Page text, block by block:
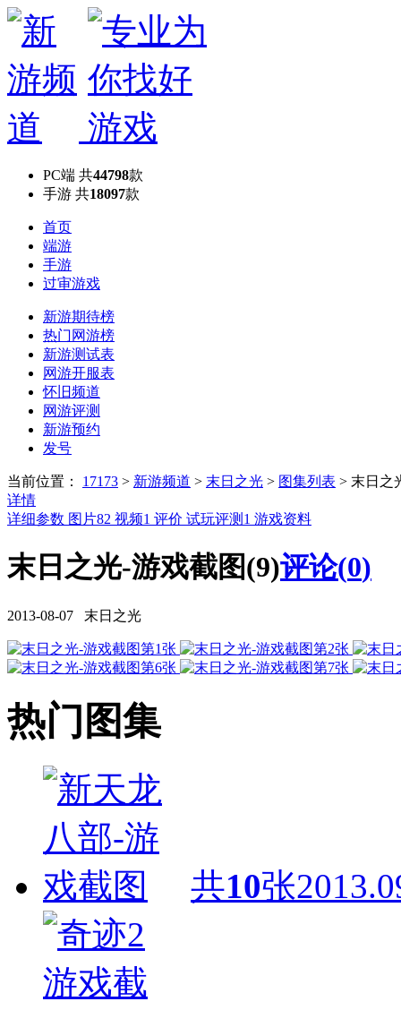
PC端 共44798款
手游 共18097款
首页
端游
手游
过审游戏
新游期待榜
热门网游榜
新游测试表
网游开服表
怀旧频道
网游评测
新游预约
发号
当前位置： 17173 > 新游频道 > 末日之光 > 图集列表 > 末日之
详情
详细参数 图片82 视频1 评价 试玩评测 1 游戏资料
末日之光-游戏截图(9)评论(0)
2013-08-07 末日之光
热门图集
共10张